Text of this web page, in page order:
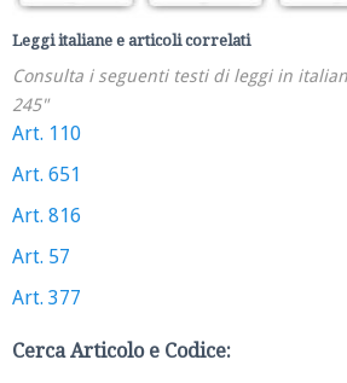
Leggi italiane e articoli correlati
Consulta i seguenti testi di leggi in
245"
Art. 110
Art. 651
Art. 816
Art. 57
Art. 377
Cerca Articolo e Codice: